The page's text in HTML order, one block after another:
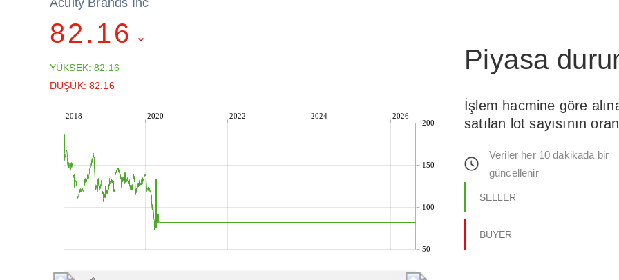
Acuity Brands Inc
82.16
YÜKSEK: 82.16
DÜŞÜK: 82.16
2018 2020 2022 2024 2026
50
100
150
200
Piyasa
İşlem hacmine göre
satılan lot sayısının
Veriler her 10 dakikada bir
güncellenir
SELLER
BUYER